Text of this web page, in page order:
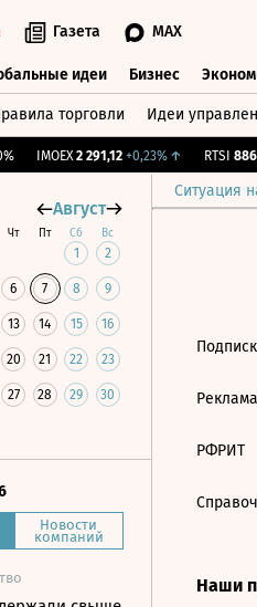
Газета MAX
идеи Бизнес
торговли Идеи
IMOEX 2 291,12 +0,23%↑ RTSI
Ситуация
Август
Чт Пт Сб Вс
1 2
6 7 8 9
13 14 15 16
20 21 22 23
27 28 29 30
Новости
компаний
Реклама
РФРИТ
Наши